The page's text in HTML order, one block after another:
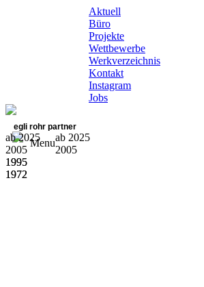
Aktuell
Büro
Projekte
Wettbewerbe
Werkverzeichnis
Kontakt
Instagram
Jobs
egli rohr partner
Menu
ab 2025
2005
1995
1972
ab 2025
2005
1995
1972